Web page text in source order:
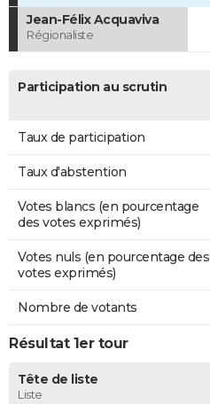
Jean-Félix Acquaviva
Régionaliste
Participation au scrutin
Taux de participation
Taux d'abstention
Votes blancs (en pourcentage
des votes exprimés)
Votes nuls (en pourcentage des
votes exprimés)
Nombre de votants
Résultat 1er tour
Tête de liste
Liste